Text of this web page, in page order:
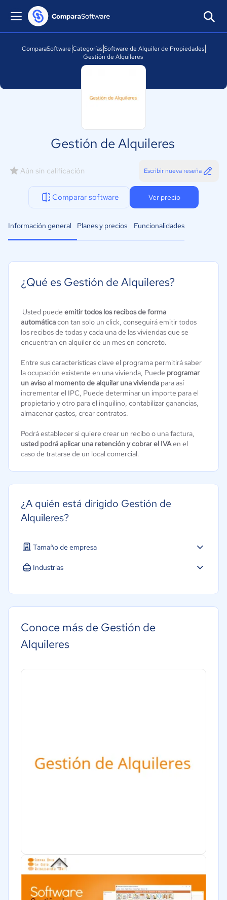
ComparaSoftware Categorías Software de Alquiler de Propiedades
Gestión de Alquileres
Gestión de Alquileres
Aún sin calificación Escribir nueva reseña
Comparar software Ver precio
Información general Planes y precios Funcionalidades
¿Qué es Gestión de Alquileres?
Usted puede emitir todos los recibos de forma
automáticacon tan solo un click, conseguirá emitir todos
los recibos de todas y cada una de las viviendas que se
encuentran en alquiler de un mes en concreto.
Entre sus características clave el programa permitirá saber
la ocupación existente en una vivienda, Puede programar
un aviso al momento de alquilar una vivienda para así
incrementar el IPC, Puede determinar un importe para el
propietario y otro para el inquilino, contabilizar ganancias,
almacenar gastos, crear contratos.
Podrá establecer si quiere crear un recibo o una factura,
usted podrá aplicar una retención y cobrar el IVAen el
caso de tratarse de un local comercial.
¿A quién está dirigido Gestión de
Alquileres?
Tamaño de empresa
Industrias
Bienes raíces
Minorista
Conoce más de Gestión de
Alquileres